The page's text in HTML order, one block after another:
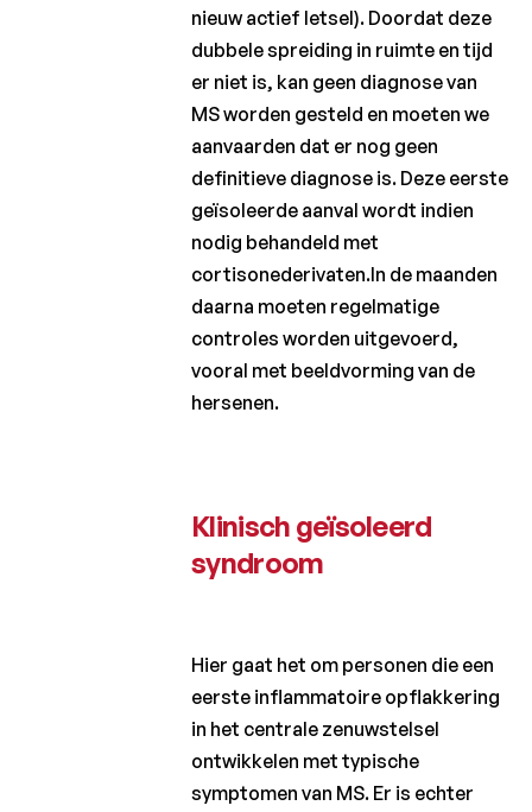
Immunomodulerende
behandelingen voor
relapsing-remitting
immunomodulerende
behandelingen
toekomstige
immunomodulerende
behandelingen bij
vormen van MS
remyelinisatie:
werkelijkheid
celtherapie
nieuw actief letsel). Doordat deze
dubbele spreiding in ruimte en tijd
er niet is, kan geen diagnose van
MS worden gesteld en moeten we
aanvaarden dat er nog geen
definitieve diagnose is. Deze eerste
geïsoleerde aanval wordt indien
nodig behandeld met
cortisonederivaten.In de maanden
daarna moeten regelmatige
controles worden uitgevoerd,
vooral met beeldvorming van de
hersenen.
Klinisch geïsoleerd
syndroom
Hier gaat het om personen die een
eerste inflammatoire opflakkering
in het centrale zenuwstelsel
ontwikkelen met typische
symptomen van MS. Er is echter